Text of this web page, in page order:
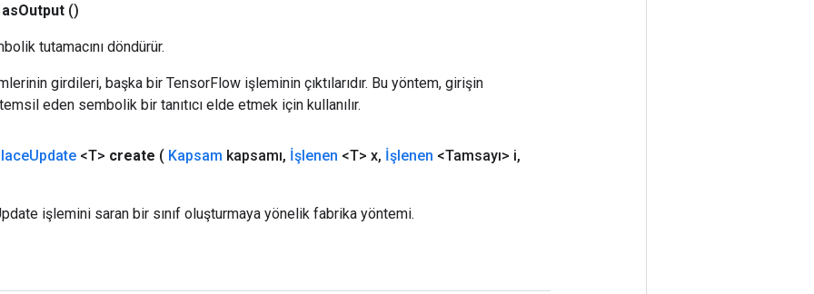
asOutput ()
tutamacını döndürür.
girdileri, başka bir TensorFlow işleminin çıktılarıdır. Bu yöntem, girişin
eden sembolik bir tanıtıcı elde etmek için kullanılır.
Update <T> create ( Kapsam kapsamı, İşlenen <T> x, İşlenen <Tamsayı> i,
işlemini saran bir sınıf oluşturmaya yönelik fabrika yöntemi.